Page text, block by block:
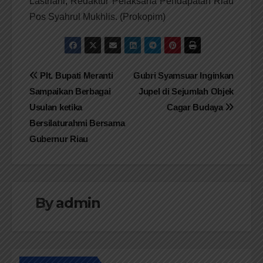
Pos Syahrul Mukhlis. (Prokopim)
Navigasi
pos
Gubri Syamsuar Inginkan
Jupel di Sejumlah Objek
Cagar Budaya
Plt. Bupati Meranti
Sampaikan Berbagai
Usulan ketika
Bersilaturahmi Bersama
Gubernur Riau
Byadmin